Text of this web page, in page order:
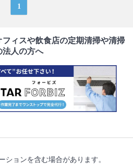
1
ィスや飲食店の定期清掃や清掃
法人の方へ
ョンを含む場合があります。